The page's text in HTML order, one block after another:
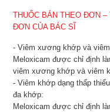
THUỐC BÁN THEO ĐƠN
ĐƠN CỦA BÁC SĨ
- Viêm xương khớp và
Meloxicam được chỉ định
viêm xương khớp và viêm
- Viêm khớp dạng thấp
đa khớp:
Meloxicam được chỉ định